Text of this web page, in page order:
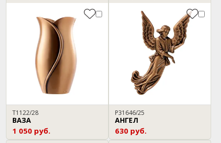
T1122/28
ВАЗА
1 050 руб.
P31646/25
АНГЕЛ
630 руб.